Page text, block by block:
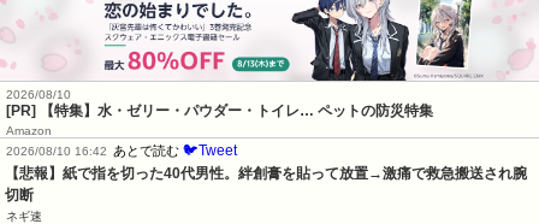
2026/08/10
[PR] 【特集】水・ゼリー・パウダー・トイレ… ペットの防災特集
Amazon
2026/08/10 16:42
あとで読む 🐦Tweet
【悲報】紙で指を切った40代男性。絆創膏を貼って放置→激痛で救急搬送され腕
切断
ネギ速